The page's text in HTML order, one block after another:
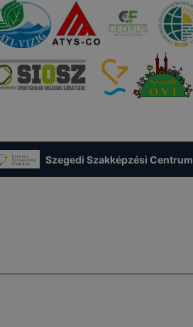
Szegedi Szakképzési Centrum